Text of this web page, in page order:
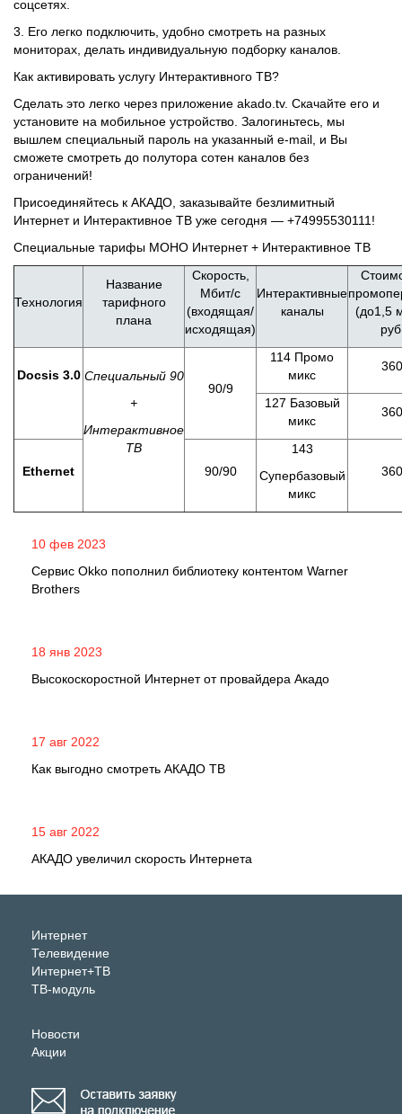
соцсетях.
3. Его легко подключить, удобно смотреть на разных
мониторах, делать индивидуальную подборку каналов.
Как активировать услугу Интерактивного ТВ?
Сделать это легко через приложение akado.tv. Скачайте его и
установите на мобильное устройство. Залогиньтесь, мы
вышлем специальный пароль на указанный e-mail, и Вы
сможете смотреть до полутора сотен каналов без
ограничений!
Присоединяйтесь к АКАДО, заказывайте безлимитный
Интернет и Интерактивное ТВ уже сегодня — +74995530111!
Специальные тарифы МОНО Интернет + Интерактивное ТВ
Технология
Название
тарифного
плана
Скорость,
Мбит/с
(входящая/
исходящая)
Интерактивные
каналы
(до1,5
Docsis 3.0 Специальный 90
+
Интерактивное
ТВ
90/9
114 Промо
микс
360
127 Базовый
микс
360
Ethernet 90/90
143
Супербазовый
микс
360
10 фев 2023
Сервис Okko пополнил библиотеку контентом Warner
Brothers
18 янв 2023
Высокоскоростной Интернет от провайдера Акадо
17 авг 2022
Как выгодно смотреть АКАДО ТВ
15 авг 2022
АКАДО увеличил скорость Интернета
Интернет
Телевидение
Интернет+ТВ
ТВ-модуль
Новости
Акции